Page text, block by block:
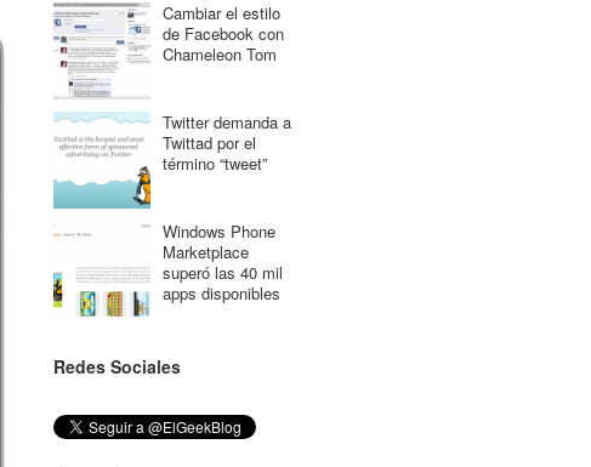
Cambiar el estilo
de Facebook con
Chameleon Tom
Twitter demanda a
Twittad por el
término “tweet”
Windows Phone
Marketplace
superó las 40 mil
apps disponibles
Redes Sociales